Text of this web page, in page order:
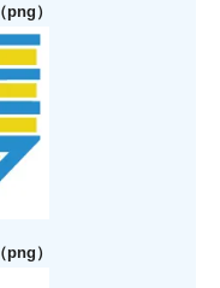
）
png）